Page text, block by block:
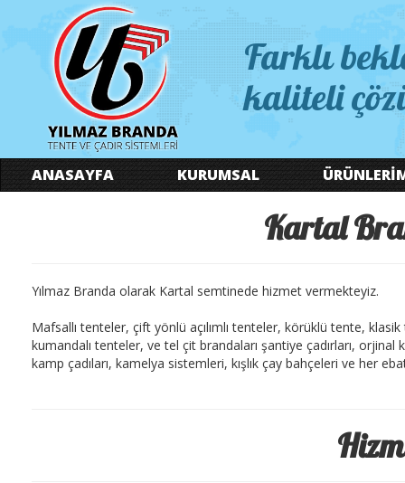
Farklı
kaliteli
ANASAYFA KURUMSAL
Kartal
Yılmaz Branda olarak Kartal semtinede hizmet vermekteyiz.
Mafsallı tenteler, çift yönlü açılımlı tenteler, körüklü tente,
kumandalı tenteler, ve tel çit brandaları şantiye çadırları,
kamp çadıları, kamelya sistemleri, kışlık çay bahçeleri ve her